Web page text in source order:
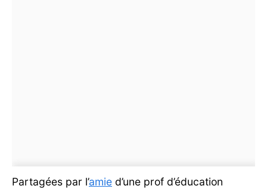
Partagées par l’amie d’une prof d’éducation